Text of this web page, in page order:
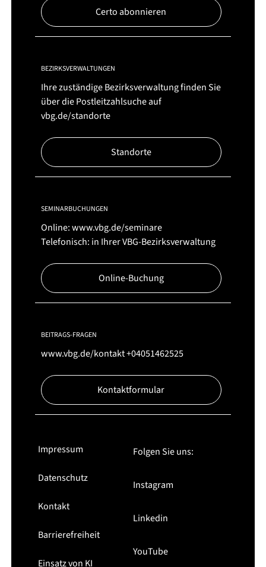
Certo abonnieren
BEZIRKSVERWALTUNGEN
Ihre zuständige Bezirksverwaltung finden Sie
über die Postleitzahlsuche auf
vbg.de/standorte
Standorte
SEMINARBUCHUNGEN
Online:www.vbg.de/seminare
Telefonisch: in Ihrer VBG-Bezirksverwaltung
Online-Buchung
BEITRAGS-FRAGEN
www.vbg.de/kontakt+04051462525
Kontaktformular
Impressum
Datenschutz
Kontakt
Barrierefreiheit
Einsatz von KI
Folgen Sie uns:
Instagram
Linkedin
YouTube